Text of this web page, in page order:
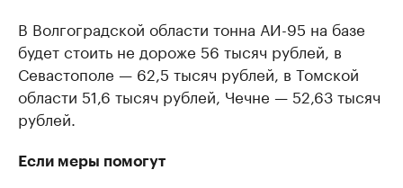
В Волгоградской области тонна АИ-95 на базе
будет стоить не дороже 56 тысяч рублей, в
Севастополе — 62,5 тысяч рублей, в Томской
области 51,6 тысяч рублей, Чечне — 52,63 тысяч
рублей.
Если меры помогут